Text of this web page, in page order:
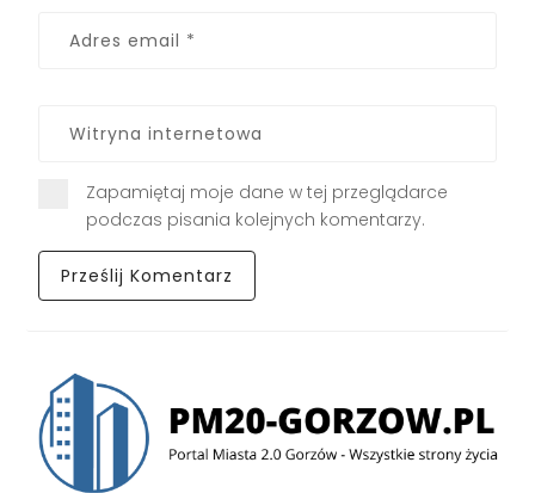
Zapamiętaj moje dane w tej przeglądarce
podczas pisania kolejnych komentarzy.